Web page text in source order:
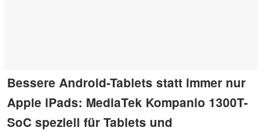
Bessere Android-Tablets statt immer nur
Apple iPads: MediaTek Kompanio 1300T-
SoC speziell für Tablets und